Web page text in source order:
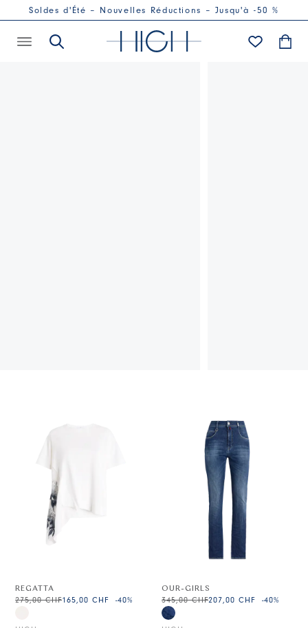
Soldes d'Été – Nouvelles Réductions – Jusqu'à -50 %
REGATTA
275,00 CHF165,00 CHF -40%
OUR-GIRLS
345,00 CHF207,00 CHF -40%